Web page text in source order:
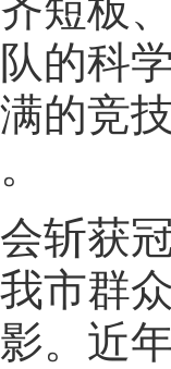
短板
的科
的竞
获冠
市群
。近